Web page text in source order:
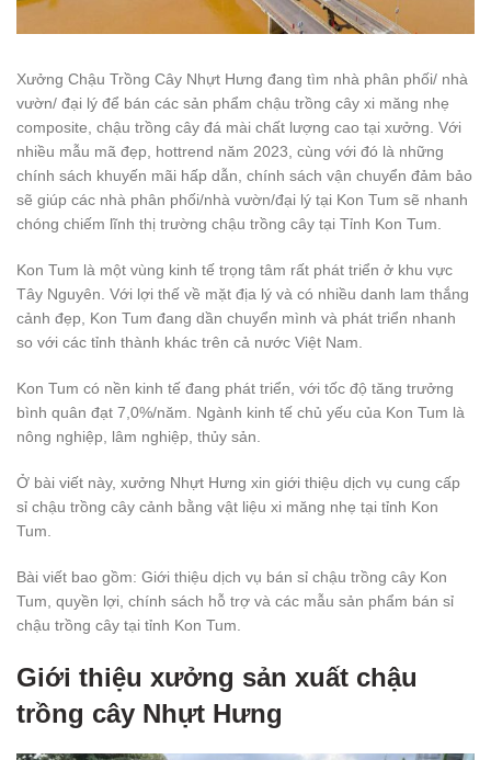
Xưởng Chậu Trồng Cây Nhựt Hưng đang tìm nhà phân phối/ nhà
vườn/ đại lý để bán các sản phẩm chậu trồng cây xi măng nhẹ
composite, chậu trồng cây đá mài chất lượng cao tại xưởng. Với
nhiều mẫu mã đẹp, hottrend năm 2023, cùng với đó là những
chính sách khuyến mãi hấp dẫn, chính sách vận chuyển đảm bảo
sẽ giúp các nhà phân phối/nhà vườn/đại lý tại Kon Tum sẽ nhanh
chóng chiếm lĩnh thị trường chậu trồng cây tại Tỉnh Kon Tum.
Kon Tum là một vùng kinh tế trọng tâm rất phát triển ở khu vực
Tây Nguyên. Với lợi thế về mặt địa lý và có nhiều danh lam thắng
cảnh đẹp, Kon Tum đang dần chuyển mình và phát triển nhanh
so với các tỉnh thành khác trên cả nước Việt Nam.
Kon Tum có nền kinh tế đang phát triển, với tốc độ tăng trưởng
bình quân đạt 7,0%/năm. Ngành kinh tế chủ yếu của Kon Tum là
nông nghiệp, lâm nghiệp, thủy sản.
Ở bài viết này, xưởng Nhựt Hưng xin giới thiệu dịch vụ cung cấp
sỉ chậu trồng cây cảnh bằng vật liệu xi măng nhẹ tại tỉnh Kon
Tum.
Bài viết bao gồm: Giới thiệu dịch vụ bán sỉ chậu trồng cây Kon
Tum, quyền lợi, chính sách hỗ trợ và các mẫu sản phẩm bán sỉ
chậu trồng cây tại tỉnh Kon Tum.
Giới thiệu xưởng sản xuất chậu
trồng cây Nhựt Hưng